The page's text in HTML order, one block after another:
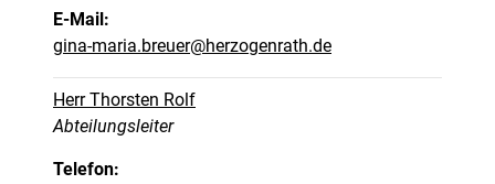
E-Mail:
gina-maria.breuer@herzogenrath.de
Herr Thorsten Rolf
Position:
Abteilungsleiter
Telefon: